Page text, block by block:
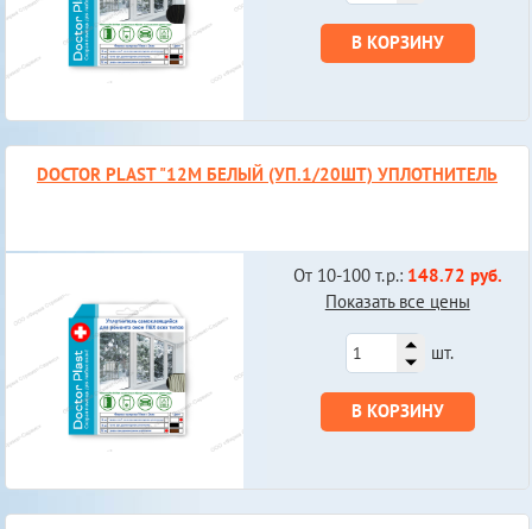
В КОРЗИНУ
DOCTOR PLAST "12М БЕЛЫЙ (УП.1/20ШТ) УПЛОТНИТЕЛЬ
От 10-100 т.р.: 148.72 руб.
Показать все цены
шт.
В КОРЗИНУ